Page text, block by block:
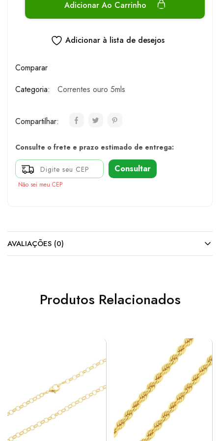
Adicionar Ao Carrinho
Adicionar à lista de desejos
Comparar
Categoria:
Correntes ouro 5mls
Compartilhar:
Consulte o frete e prazo estimado de entrega:
Consultar
Não sei meu CEP
AVALIAÇÕES (0)
Produtos Relacionados